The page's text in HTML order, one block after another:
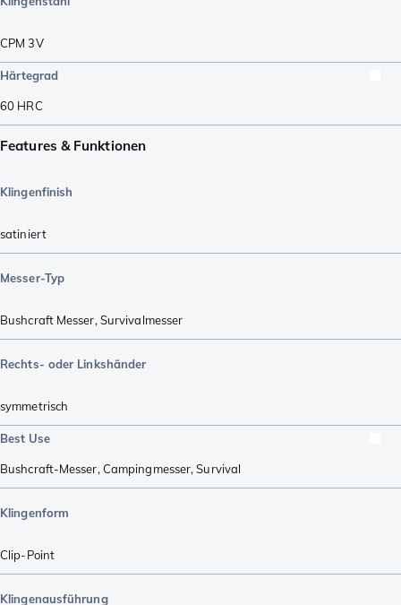
CPM 3V
Härtegrad
60 HRC
Features & Funktionen
Klingenfinish
satiniert
Messer-Typ
Bushcraft Messer, Survivalmesser
Rechts- oder Linkshänder
symmetrisch
Best Use
Bushcraft-Messer, Campingmesser,Survival
Klingenform
Clip-Point
Klingenausführung